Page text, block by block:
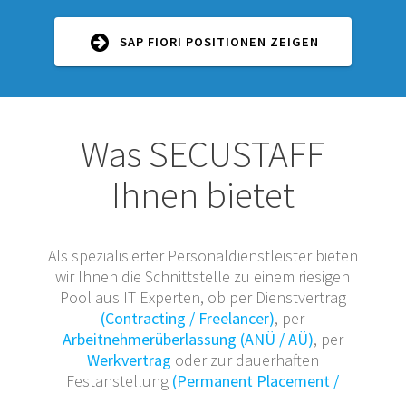
SAP FIORI POSITIONEN ZEIGEN
Was SECUSTAFF
Ihnen bietet
Als spezialisierter Personaldienstleister bieten
wir Ihnen die Schnittstelle zu einem riesigen
Pool aus IT Experten, ob per Dienstvertrag
(Contracting / Freelancer), per
Arbeitnehmerüberlassung (ANÜ / AÜ), per
Werkvertrag oder zur dauerhaften
Festanstellung (Permanent Placement /